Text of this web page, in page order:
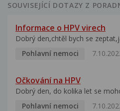
SOUVISEJÍCÍ DOTAZY Z
Informace o HPV virech
Dobrý den,chtěl bych se
Pohlavní nemoci
Očkování na HPV
Dobrý den, do kolika let se
Pohlavní nemoci